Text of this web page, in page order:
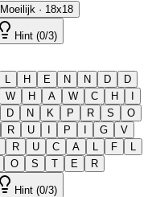
Moeilijk · 18x18
Hint (0/3)
L H E N N D
D
W H A W C H
I
D N K P R S
O
R U I P I G
V
R U C A L F
L
O S T E R
Hint (0/3)